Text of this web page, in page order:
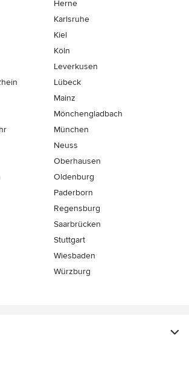
Herne
Karlsruhe
Kiel
Köln
Leverkusen
Lübeck
Mainz
Mönchen­gladbach
München
Neuss
Oberhausen
Oldenburg
Paderborn
Regensburg
Saarbrücken
Stuttgart
Wiesbaden
Würzburg